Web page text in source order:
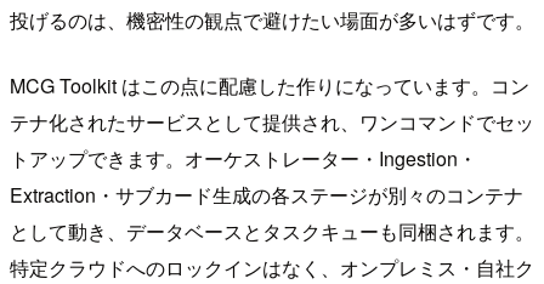
投げるのは、機密性の観点で避けたい場面が多いはずです。
MCG Toolkit はこの点に配慮した作りになっています。コン
テナ化されたサービスとして提供され、ワンコマンドでセッ
トアップできます。オーケストレーター・Ingestion・
Extraction・サブカード生成の各ステージが別々のコンテナ
として動き、データベースとタスクキューも同梱されます。
特定クラウドへのロックインはなく、オンプレミス・自社ク